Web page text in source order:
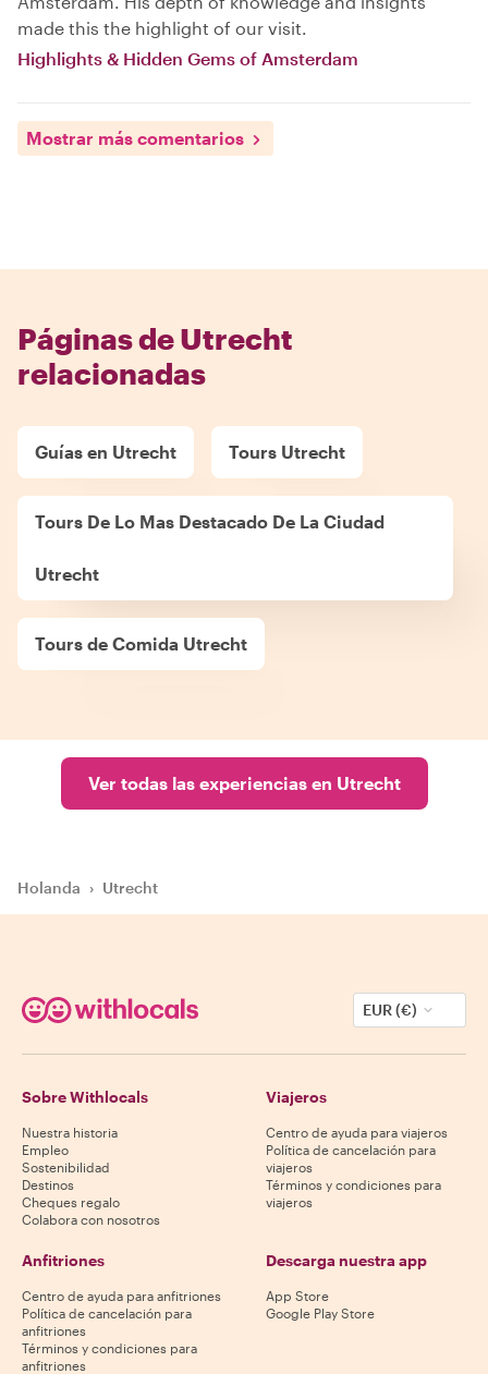
made this the highlight of our visit.
Highlights & Hidden Gems of Amsterdam
Mostrar más comentarios
Páginas de Utrecht
relacionadas
Guías en Utrecht Tours Utrecht
Tours De Lo Mas Destacado De La Ciudad
Utrecht
Tours de Comida Utrecht
Ver todas las experiencias en Utrecht
Holanda › Utrecht
EUR (€)
Sobre Withlocals
Nuestra historia
Empleo
Sostenibilidad
Destinos
Cheques regalo
Colabora con nosotros
Viajeros
Centro de ayuda para viajeros
Política de cancelación para
viajeros
Términos y condiciones para
viajeros
Anfitriones
Centro de ayuda para anfitriones
Política de cancelación para
anfitriones
Términos y condiciones para
anfitriones
Descarga nuestra app
App Store
Google Play Store